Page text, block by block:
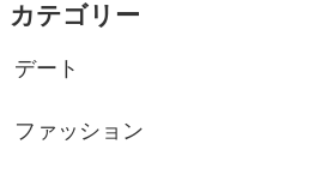
カテゴリー
デート
ファッション